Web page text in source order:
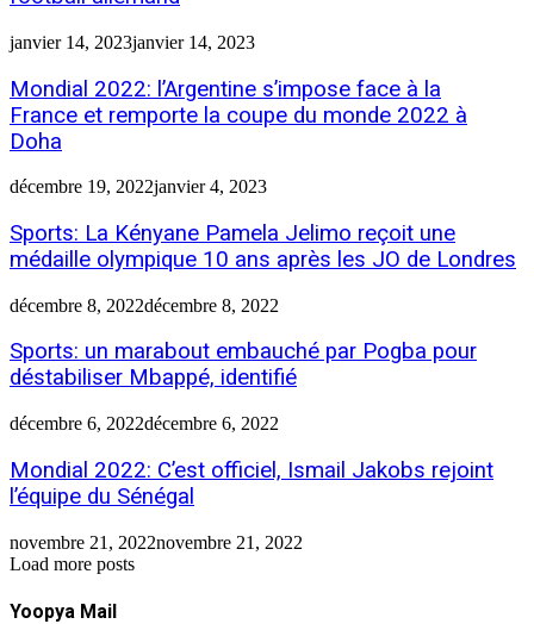
janvier 14, 2023janvier 14, 2023
Mondial 2022: l’Argentine s’impose face à la
France et remporte la coupe du monde 2022 à
Doha
décembre 19, 2022janvier 4, 2023
Sports: La Kényane Pamela Jelimo reçoit une
médaille olympique 10 ans après les JO de Londres
décembre 8, 2022décembre 8, 2022
Sports: un marabout embauché par Pogba pour
déstabiliser Mbappé, identifié
décembre 6, 2022décembre 6, 2022
Mondial 2022: C’est officiel, Ismail Jakobs rejoint
l’équipe du Sénégal
novembre 21, 2022novembre 21, 2022
Load more posts
Yoopya Mail